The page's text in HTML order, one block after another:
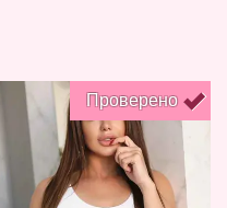
Проверено